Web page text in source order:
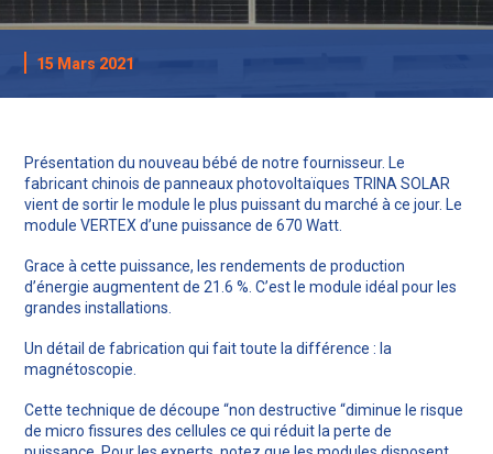
15 Mars 2021
Présentation du nouveau bébé de notre fournisseur. Le
fabricant chinois de panneaux photovoltaïques TRINA SOLAR
vient de sortir le module le plus puissant du marché à ce jour. Le
module VERTEX d’une puissance de 670 Watt.
Grace à cette puissance, les rendements de production
d’énergie augmentent de 21.6 %. C’est le module idéal pour les
grandes installations.
Un détail de fabrication qui fait toute la différence : la
magnétoscopie.
Cette technique de découpe “non destructive “diminue le risque
de micro fissures des cellules ce qui réduit la perte de